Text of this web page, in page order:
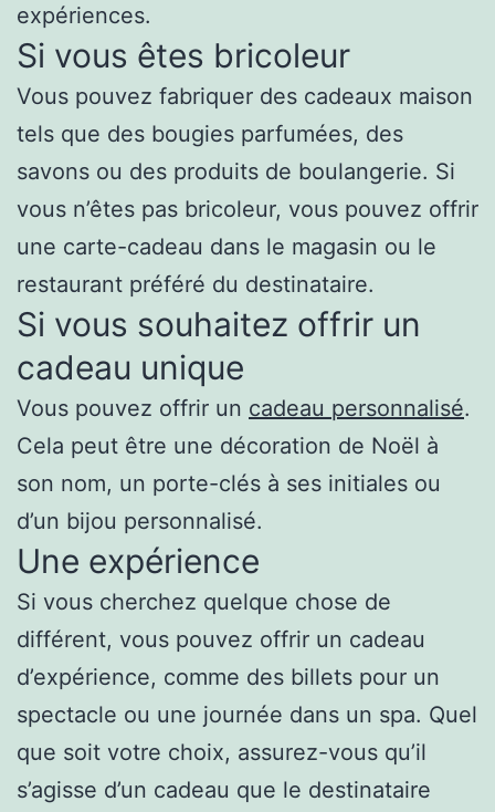
expériences.
Si vous êtes bricoleur
Vous pouvez fabriquer des cadeaux maison
tels que des bougies parfumées, des
savons ou des produits de boulangerie. Si
vous n’êtes pas bricoleur, vous pouvez offrir
une carte-cadeau dans le magasin ou le
restaurant préféré du destinataire.
Si vous souhaitez offrir un
cadeau unique
Vous pouvez offrir un cadeau personnalisé.
Cela peut être une décoration de Noël à
son nom, un porte-clés à ses initiales ou
d’un bijou personnalisé.
Une expérience
Si vous cherchez quelque chose de
différent, vous pouvez offrir un cadeau
d’expérience, comme des billets pour un
spectacle ou une journée dans un spa. Quel
que soit votre choix, assurez-vous qu’il
s’agisse d’un cadeau que le destinataire